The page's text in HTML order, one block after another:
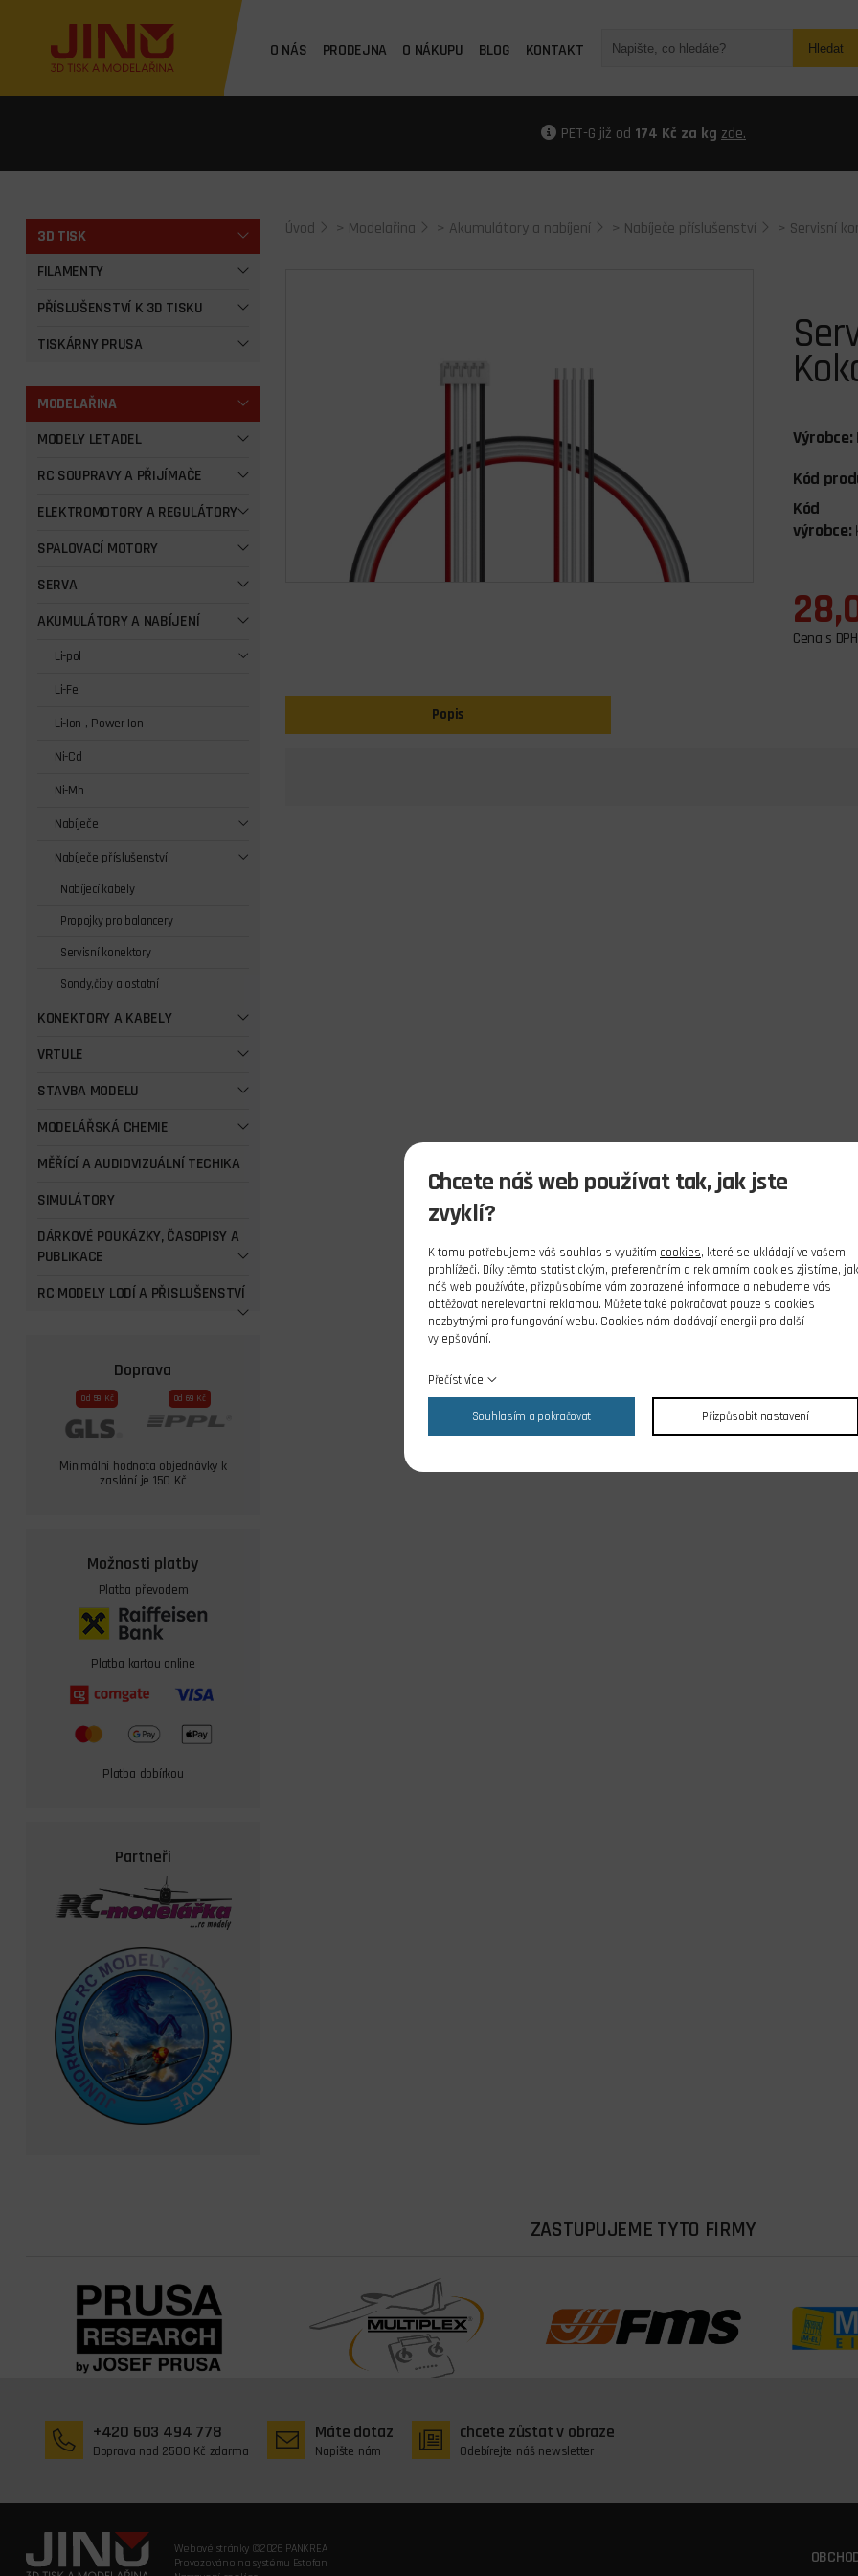
O NÁS PRODEJNA O NÁKUPU BLOG KONTAKT Hledat
PET-G již od 174 Kč za kg zde.
3D TISK
FILAMENTY
PŘÍSLUŠENSTVÍ K 3D TISKU
TISKÁRNY PRUSA
MODELAŘINA
MODELY LETADEL
RC SOUPRAVY A PŘIJÍMAČE
ELEKTROMOTORY A REGULÁTORY
SPALOVACÍ MOTORY
SERVA
AKUMULÁTORY A NABÍJENÍ
Li-pol
Li-Fe
Li-Ion , Power Ion
Ni-Cd
Ni-Mh
Nabíječe
Nabíječe příslušenství
Nabíjecí kabely
Propojky pro balancery
Servisní konektory
Sondy,čipy a ostatní
KONEKTORY A KABELY
VRTULE
STAVBA MODELU
MODELÁŘSKÁ CHEMIE
MĚŘÍCÍ A AUDIOVIZUÁLNÍ TECHIKA
SIMULÁTORY
DÁRKOVÉ POUKÁZKY, ČASOPISY A
PUBLIKACE
RC MODELY LODÍ A PŘISLUŠENSTVÍ
Doprava
Od 59 Kč Od 69 Kč
Minimální hodnota objednávky k
zaslání je 150 Kč
Možnosti platby
Platba převodem
Platba kartou online
Platba dobírkou
Partneři
Úvod > Modelařina > Akumulátory a nabíjení > Nabíječe příslušenství > Servisní
Výrobce:
Kód
Kód
výrobce:
Cena s DPH
Popis
ZASTUPUJEME TYTO FIRMY
+420 603 494 778
Doprava nad 2500 Kč zdarma
Máte dotaz
Napište nám
chcete zůstat v obraze
Odebírejte náš newsletter
Webové stránky ©2026 PANKREA
Provozováno na systému Estofan
Chcete náš web používat tak, jak jste
zvyklí?
K tomu potřebujeme váš souhlas s využitím cookies, které se ukládají ve vašem
prohlížeči. Díky těmto statistickým, preferenčním a reklamním cookies zjistíme, jak
náš web používáte, přizpůsobíme vám zobrazené informace a nebudeme vás
obtěžovat nerelevantní reklamou. Můžete také pokračovat pouze s cookies
nezbytnými pro fungování webu. Cookies nám dodávají energii pro další
vylepšování.
Přečíst více
Souhlasím a pokračovat Přizpůsobit nastavení